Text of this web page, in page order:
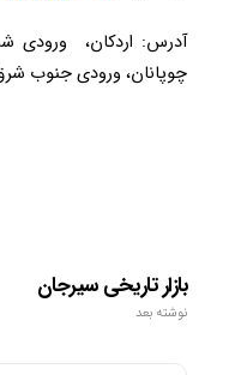
چوپانان، ورودی جنوب شرق: کیلومتر ۴۰ جاده
بازار تاریخی سیرجان
نوشته بعد